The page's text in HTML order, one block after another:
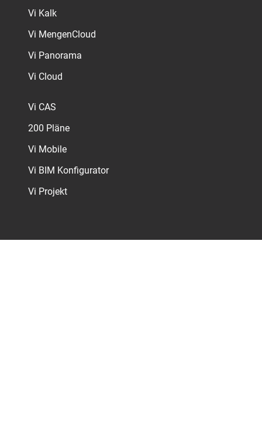
Vi Kalk
Vi MengenCloud
Vi Panorama
Vi Cloud
Vi CAS
200 Pläne
Vi Mobile
Vi BIM Konfigurator
Vi Projekt